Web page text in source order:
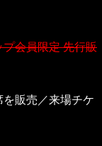
会員限定 先行販
販売／来場チケ